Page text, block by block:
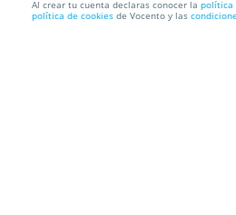
Desayuno gastronómico en el
Al crear tu cuenta declaras conocer la política
política de cookies de Vocento y las